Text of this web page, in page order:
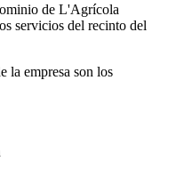
de L'Agrícola
servicios del recinto del
la empresa son los